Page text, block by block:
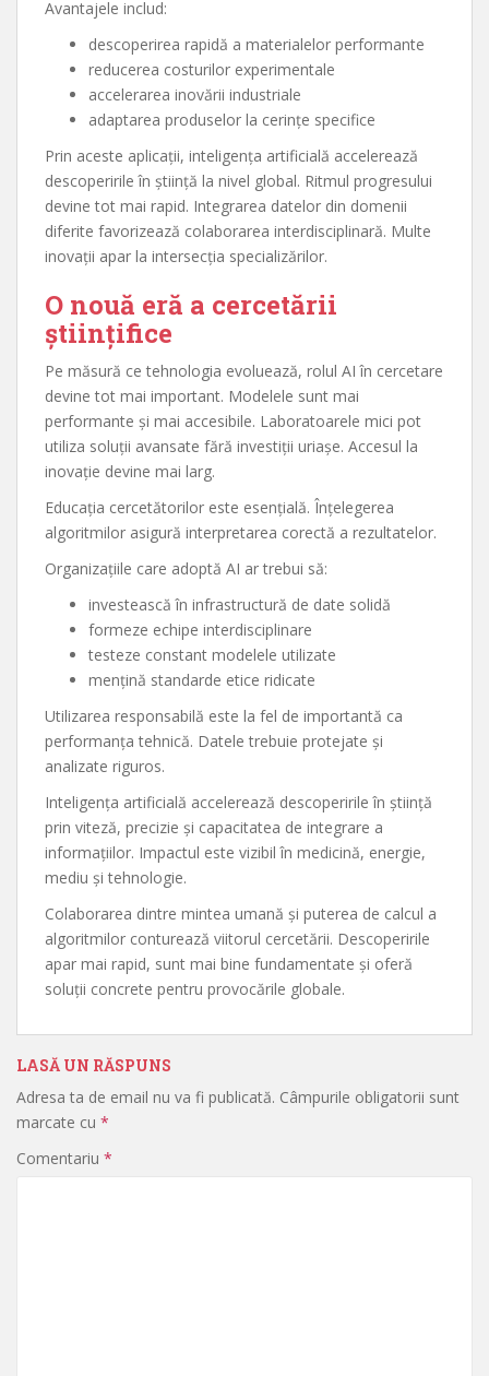
Avantajele includ:
descoperirea rapidă a materialelor performante
reducerea costurilor experimentale
accelerarea inovării industriale
adaptarea produselor la cerințe specifice
Prin aceste aplicații, inteligența artificială accelerează
descoperirile în știință la nivel global. Ritmul progresului
devine tot mai rapid. Integrarea datelor din domenii
diferite favorizează colaborarea interdisciplinară. Multe
inovații apar la intersecția specializărilor.
O nouă eră a cercetării
științifice
Pe măsură ce tehnologia evoluează, rolul AI în cercetare
devine tot mai important. Modelele sunt mai
performante și mai accesibile. Laboratoarele mici pot
utiliza soluții avansate fără investiții uriașe. Accesul la
inovație devine mai larg.
Educația cercetătorilor este esențială. Înțelegerea
algoritmilor asigură interpretarea corectă a rezultatelor.
Organizațiile care adoptă AI ar trebui să:
investească în infrastructură de date solidă
formeze echipe interdisciplinare
testeze constant modelele utilizate
mențină standarde etice ridicate
Utilizarea responsabilă este la fel de importantă ca
performanța tehnică. Datele trebuie protejate și
analizate riguros.
Inteligența artificială accelerează descoperirile în știință
prin viteză, precizie și capacitatea de integrare a
informațiilor. Impactul este vizibil în medicină, energie,
mediu și tehnologie.
Colaborarea dintre mintea umană și puterea de calcul a
algoritmilor conturează viitorul cercetării. Descoperirile
apar mai rapid, sunt mai bine fundamentate și oferă
soluții concrete pentru provocările globale.
LASĂ UN RĂSPUNS
Adresa ta de email nu va fi publicată. Câmpurile obligatorii sunt
marcate cu *
Comentariu *